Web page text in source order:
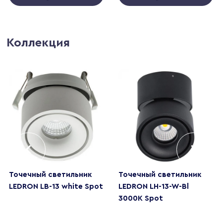
Коллекция
Точечный светильник
LEDRON LB-13 white Spot
Точечный светильник
LEDRON LH-13-W-Bl
3000K Spot